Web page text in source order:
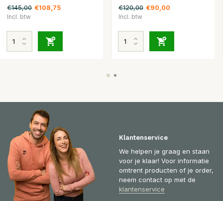
€145,00 €108,75
Incl. btw
€120,00 €90,00
Incl. btw
Klantenservice
We helpen je graag en staan
voor je klaar! Voor informatie
omtrent producten of je order,
neem contact op met de
klantenservice